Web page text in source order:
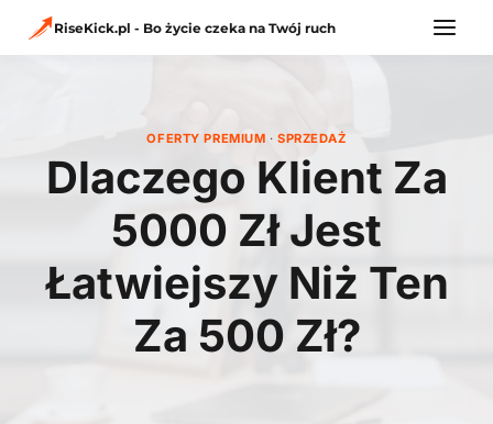
RiseKick.pl - Bo życie czeka na Twój ruch
OFERTY PREMIUM ·SPRZEDAŻ
Dlaczego Klient Za
5000 Zł Jest
Łatwiejszy Niż Ten
Za 500 Zł?